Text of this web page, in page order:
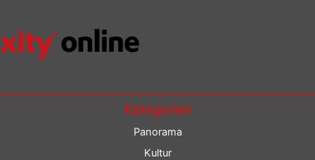
Kategorien
Panorama
Kultur